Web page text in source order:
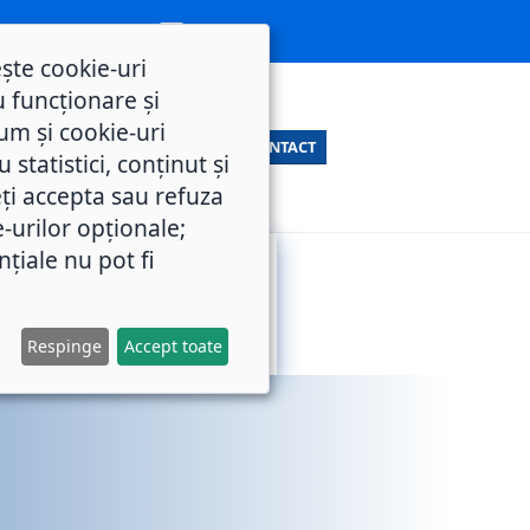
CONTACT
cookie-uri
funcționare și
și cookie-uri
statistici, conținut și
accepta sau refuza
urilor opționale;
nu pot fi
Respinge Accept toate